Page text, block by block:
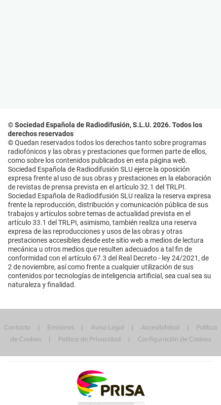
© Sociedad Española de Radiodifusión, S.L.U. 2026. Todos los
derechos reservados
© Quedan reservados todos los derechos tanto sobre programas
radiofónicos y las obras y prestaciones que formen parte de ellos,
como sobre los contenidos publicados en esta página web.
Sociedad Española de Radiodifusión SLU ejerce la oposición
expresa frente al uso de sus obras y prestaciones en la elaboración
de revistas de prensa prevista en el artículo 32.1 del TRLPI.
Sociedad Española de Radiodifusión SLU realiza la reserva expresa
frente la reproducción, distribución y comunicación pública de sus
trabajos y artículos sobre temas de actualidad prevista en el
artículo 33.1 del TRLPI, asimismo, también realiza una reserva
expresa de las reproducciones y usos de las obras y otras
prestaciones accesibles desde este sitio web a medios de lectura
mecánica u otros medios que resulten adecuados a tal fin de
conformidad con el artículo 67.3 del Real Decreto - ley 24/2021, de
2 de noviembre, así como frente a cualquier utilización de sus
contenidos por tecnologías de inteligencia artificial, sea cual sea su
naturaleza y finalidad.
Contacta Emisoras Aviso Legal Accesibilidad
Política
de Cookies
Política de Privacidad Configuración de Cookies